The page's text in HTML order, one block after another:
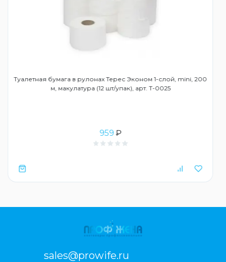
Туалетная бумага в рулонах Терес Эконом 1-слой, mini, 200
м, макулатура (12 шт/упак), арт. Т-0025
959₽
sales@prowife.ru